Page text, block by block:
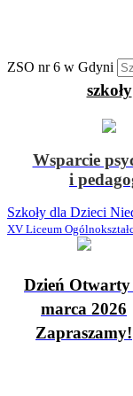
ZSO nr 6 w Gdyni
Szkoły dla Dzieci
XV Liceum
szkoły
Wsparcie
i
Dzień Otwarty
marca 2026
Zapraszamy!